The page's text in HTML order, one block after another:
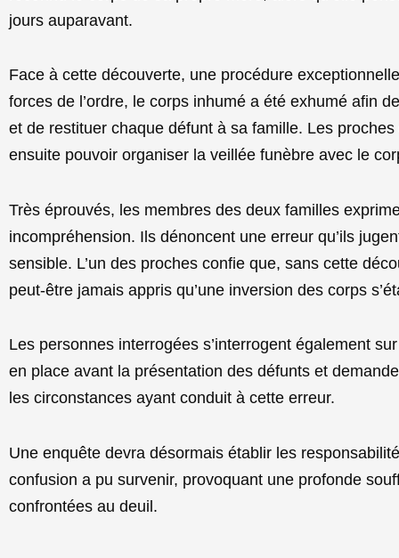
jours auparavant.
Face à cette découverte, une procédure
forces de l’ordre, le corps inhumé a été exhumé afin
et de restituer chaque défunt à sa famille. Les
ensuite pouvoir organiser la veillée funèbre avec le
Très éprouvés, les membres des deux familles
incompréhension. Ils dénoncent une erreur qu’ils
sensible. L’un des proches confie que, sans cette
peut-être jamais appris qu’une inversion des corps
Les personnes interrogées s’interrogent également
en place avant la présentation des défunts et
les circonstances ayant conduit à cette erreur.
Une enquête devra désormais établir les
confusion a pu survenir, provoquant une profonde
confrontées au deuil.